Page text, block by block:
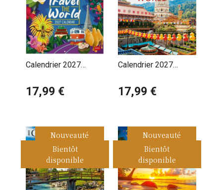
Calendrier 2027
Monde
17,99 €
Calendrier 2027
Monde Tour
17,99 €
Nouveauté
Bientôt
disponible
Nouveauté
Bientôt
disponible